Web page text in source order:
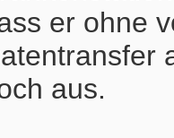
er ohne
aus.